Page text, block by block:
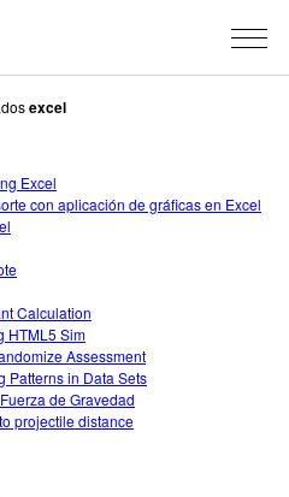
excel
Excel
con aplicación de gráficas en Excel
Calculation
HTML5 Sim
Assessment
Patterns in Data Sets
de Gravedad
projectile distance